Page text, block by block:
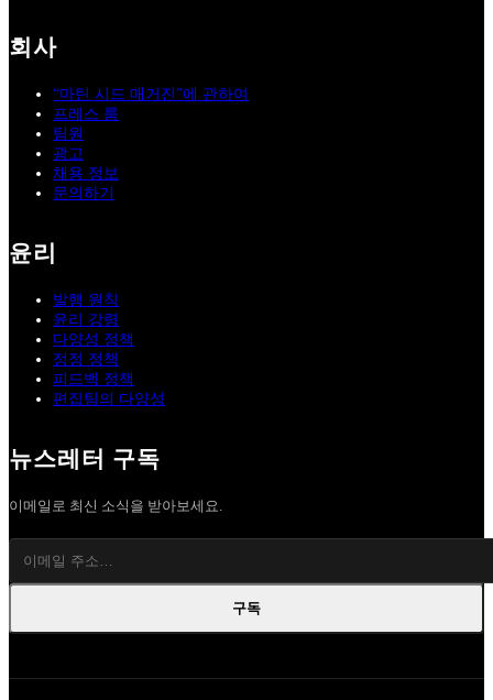
회사
“마틴 시드 매거진”에 관하여
프레스 룸
팀원
광고
채용 정보
문의하기
윤리
발행 원칙
윤리 강령
다양성 정책
정정 정책
피드백 정책
편집팀의 다양성
뉴스레터 구독
이메일로 최신 소식을 받아보세요.
구독